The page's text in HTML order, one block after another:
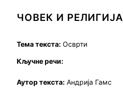
ЧОВЕК И РЕЛИГИЈА
Тема текста:Осврти
Кључне речи:
Аутор текста:Андрија Гамс